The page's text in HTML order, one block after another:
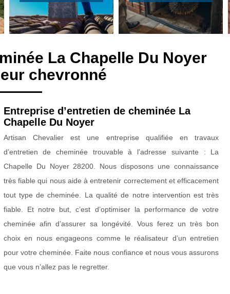
La Chapelle Du Noyer
chevronné
Entreprise d’entretien de cheminée La
Chapelle Du Noyer
Artisan Chevalier est une entreprise qualifiée en travaux
d’entretien de cheminée trouvable à l’adresse suivante : La
Chapelle Du Noyer 28200. Nous disposons une connaissance
très fiable qui nous aide à entretenir correctement et efficacement
tout type de cheminée. La qualité de notre intervention est très
fiable. Et notre but, c’est d’optimiser la performance de votre
cheminée afin d’assurer sa longévité. Vous ferez un très bon
choix en nous engageons comme le réalisateur d’un entretien
pour votre cheminée. Faite nous confiance et nous vous assurons
que vous n’allez pas le regretter.